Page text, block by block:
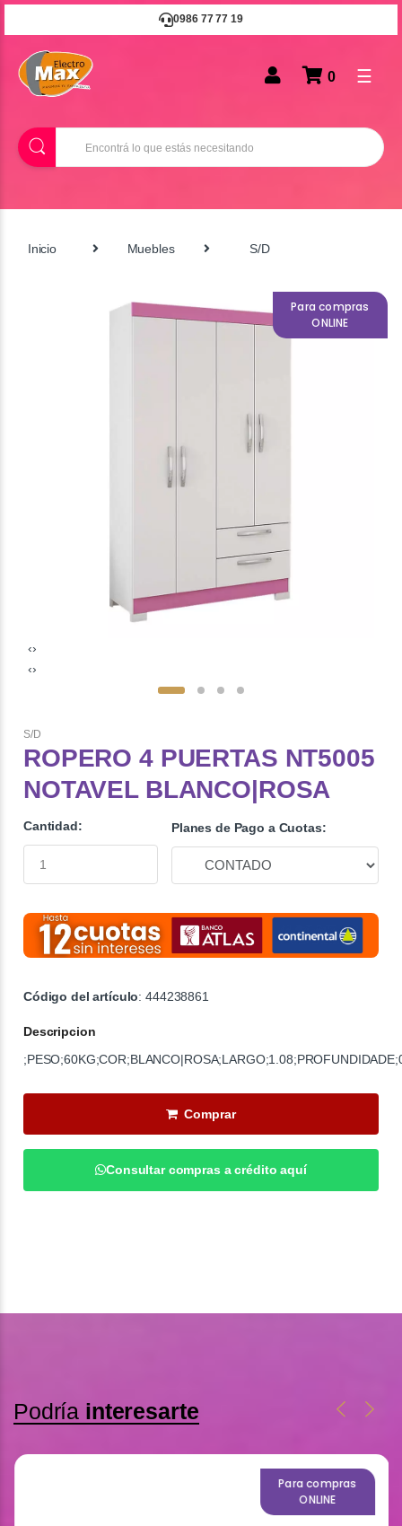
0986 77 77 19
B
u
0 ☰
Inicio Muebles S/D
Para compras
ONLINE
‹›
‹›
S/D
ROPERO 4 PUERTAS NT5005
NOTAVEL BLANCO|ROSA
Cantidad: Planes de Pago a Cuotas:
Código del artículo: 444238861
Descripcion
Comprar
Consultar compras a crédito aquí
Podría interesarte
Para compras
ONLINE